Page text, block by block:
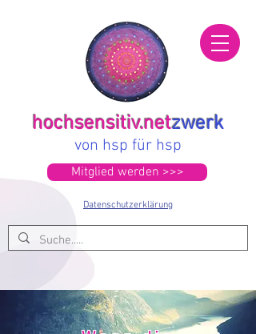
hochsensitiv.netzwerk
von hsp für hsp
Datenschutzerklärung
Mitglied werden >>>